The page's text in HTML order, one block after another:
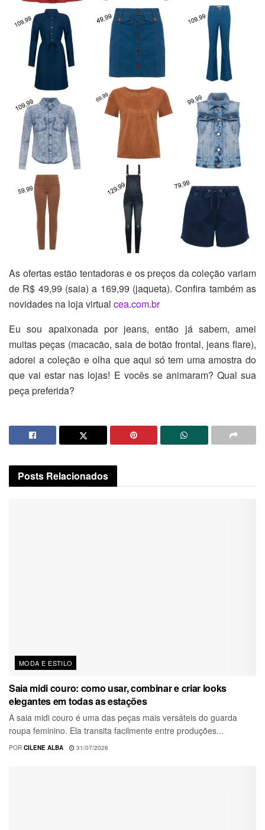
As ofertas estão tentadoras e os preços da coleção variam
de R$ 49,99 (saia) a 169,99 (jaqueta). Confira também as
novidades na loja virtual cea.com.br
Eu sou apaixonada por jeans, então já sabem, amei
muitas peças (macacão, saia de botão frontal, jeans flare),
adorei a coleção e olha que aqui só tem uma amostra do
que vai estar nas lojas! E vocês se animaram? Qual sua
peça preferida?
Posts Relacionados
MODA E ESTILO
Saia midi couro: como usar, combinar e criar looks
elegantes em todas as estações
A saia midi couro é uma das peças mais versáteis do guarda
roupa feminino. Ela transita facilmente entre produções...
POR CILENE ALBA 31/07/2026